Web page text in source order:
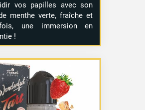
vos papilles avec son
menthe verte, fraîche et
une immersion en
!